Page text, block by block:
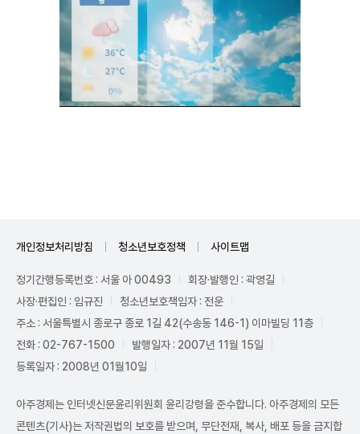
개인정보처리방침 청소년보호정책 사이트맵
정기간행등록번호 : 서울 아 00493
회장·발행인 : 곽영길
사장·편집인 : 임규진
청소년보호책임자 : 전운
주소 : 서울특별시 종로구 종로 1길 42(수송동 146-1) 이마빌딩 11층
전화 : 02-767-1500
발행일자 : 2007년 11월 15일
등록일자 : 2008년 01월10일
아주경제는 인터넷신문윤리위원회 윤리강령을 준수합니다. 아주경제의 모든
콘텐츠(기사)는 저작권법의 보호를 받으며, 무단전재, 복사, 배포 등을 금지합